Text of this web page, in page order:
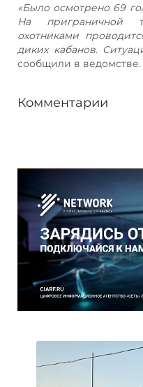
«Было осмотрено 69
На приграничной
охотниками
диких кабанов.
сообщили в ведомстве.
Комментарии